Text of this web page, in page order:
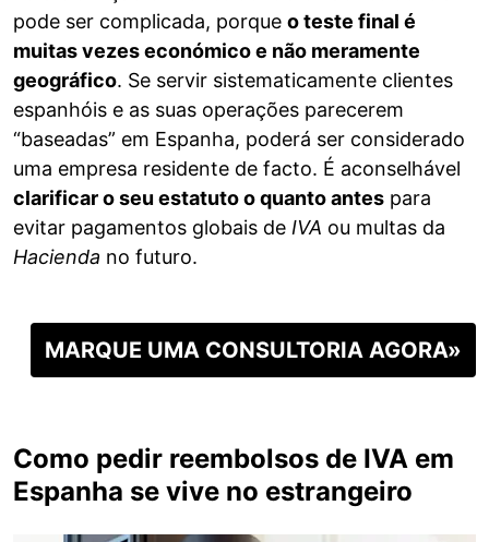
pode ser complicada, porque o teste final é
muitas vezes económico e não meramente
geográfico. Se servir sistematicamente clientes
espanhóis e as suas operações parecerem
“baseadas” em Espanha, poderá ser considerado
uma empresa residente de facto. É aconselhável
clarificar o seu estatuto o quanto antes para
evitar pagamentos globais de IVA ou multas da
Hacienda no futuro.
MARQUE UMA CONSULTORIA AGORA»
Como pedir reembolsos de IVA em
Espanha se vive no estrangeiro